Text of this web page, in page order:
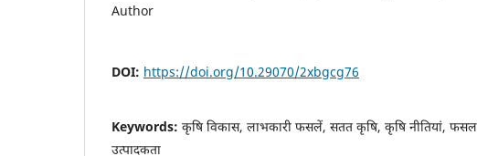
Author
DOI: https://doi.org/10.29070/2xbgcg76
Keywords: कृषि विकास, लाभकारी फसलें, सतत कृषि, कृषि नीतियां,
उत्पादकता